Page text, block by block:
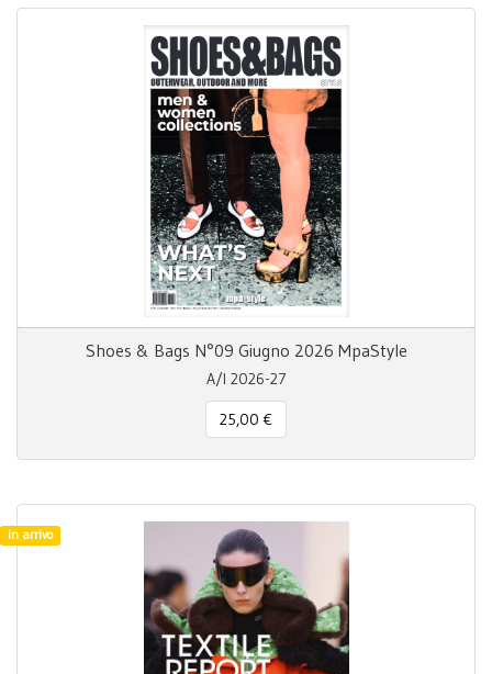
Shoes & Bags N°09 Giugno 2026 MpaStyle
A/I 2026-27
25,00 €
in arrivo